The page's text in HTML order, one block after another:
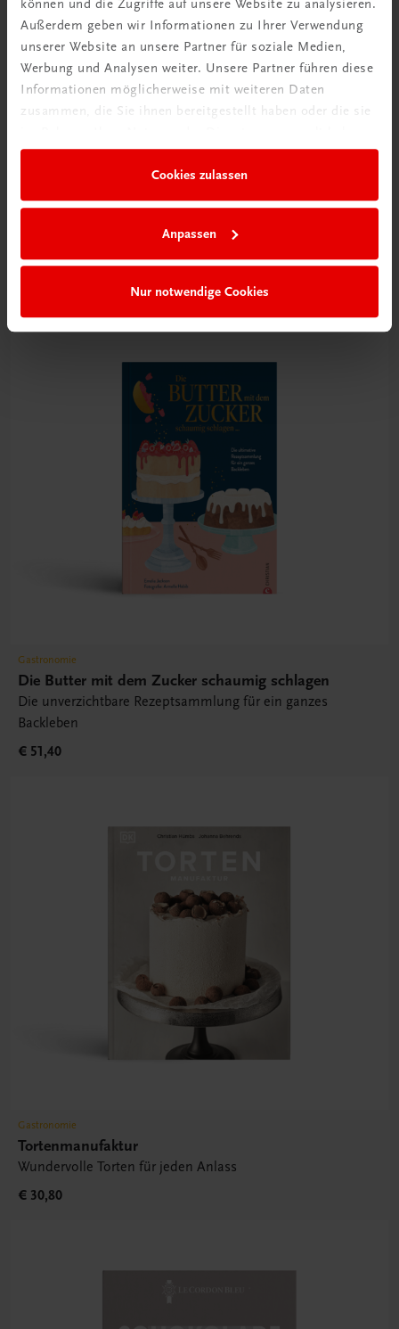
können und die Zugriffe auf unsere Website zu analysieren.
Außerdem geben wir Informationen zu Ihrer Verwendung
unserer Website an unsere Partner für soziale Medien,
Werbung und Analysen weiter. Unsere Partner führen diese
Informationen möglicherweise mit weiteren Daten
zusammen, die Sie ihnen bereitgestellt haben oder die sie
Cookies zulassen
Anpassen
Nur notwendige Cookies
Wiener Zuckerbäckerei
Süße Klassiker und wiederentdeckte Schätze
Gastronomie
Die Butter mit dem Zucker schaumig schlagen
Die unverzichtbare Rezeptsammlung für ein ganzes
Backleben
€ 51,40
Gastronomie
Tortenmanufaktur
Wundervolle Torten für jeden Anlass
€ 30,80